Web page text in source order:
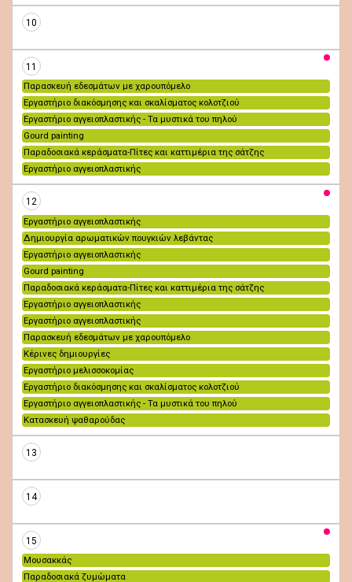
10
11
Παρασκευή εδεσμάτων με χαρουπόμελο
Εργαστήριο διακόσμησης και σκαλίσματος κολοτζιού
Εργαστήριο αγγειοπλαστικής - Τα μυστικά του πηλού
Gourd painting
Παραδοσιακά κεράσματα-Πίτες και καττιμέρια της σάτζης
Εργαστήριο αγγειοπλαστικής
12
Εργαστήριο αγγειοπλαστικής
Δημιουργία αρωματικών πουγκιών λεβάντας
Εργαστήριο αγγειοπλαστικής
Gourd painting
Παραδοσιακά κεράσματα-Πίτες και καττιμέρια της σάτζης
Εργαστήριο αγγειοπλαστικής
Εργαστήριο αγγειοπλαστικής
Παρασκευή εδεσμάτων με χαρουπόμελο
Κέρινες δημιουργίες
Εργαστήριο μελισσοκομίας
Εργαστήριο διακόσμησης και σκαλίσματος κολοτζιού
Εργαστήριο αγγειοπλαστικής - Τα μυστικά του πηλού
Κατασκευή ψαθαρούδας
13
14
15
Μουσακκάς
Παραδοσιακά ζυμώματα